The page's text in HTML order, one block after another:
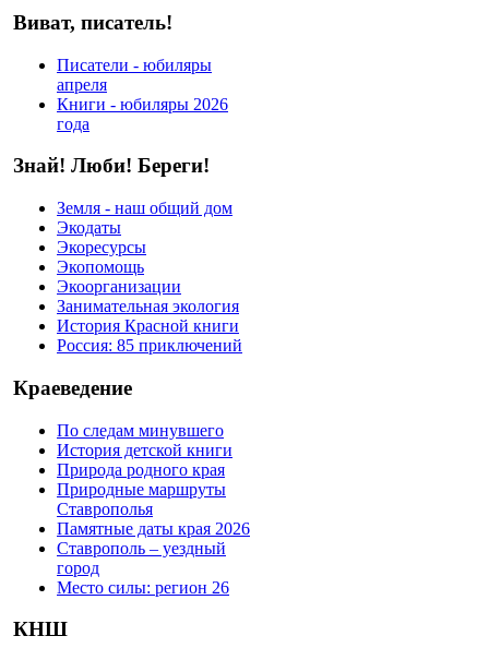
Виват, писатель!
Писатели - юбиляры
апреля
Книги - юбиляры 2026
года
Знай! Люби! Береги!
Земля - наш общий дом
Экодаты
Экоресурсы
Экопомощь
Экоорганизации
Занимательная экология
История Красной книги
Россия: 85 приключений
Краеведение
По следам минувшего
История детской книги
Природа родного края
Природные маршруты
Ставрополья
Памятные даты края 2026
Ставрополь – уездный
город
Место силы: регион 26
КНШ